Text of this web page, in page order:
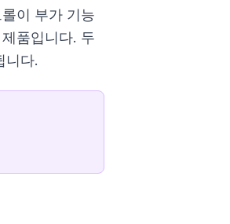
이 부가 기능
품입니다. 두
니다.